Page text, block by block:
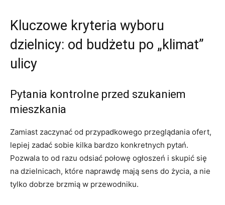
Kluczowe kryteria wyboru
dzielnicy: od budżetu po „klimat”
ulicy
Pytania kontrolne przed szukaniem
mieszkania
Zamiast zaczynać od przypadkowego przeglądania ofert,
lepiej zadać sobie kilka bardzo konkretnych pytań.
Pozwala to od razu odsiać połowę ogłoszeń i skupić się
na dzielnicach, które naprawdę mają sens do życia, a nie
tylko dobrze brzmią w przewodniku.